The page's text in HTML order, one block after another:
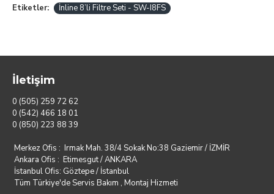
Etiketler: İnline 8’li Filtre Seti - SW-I8FS
İletişim
0 (505) 259 72 62
0 (542) 466 18 01
0 (850) 223 88 39
Merkez Ofis : Irmak Mah. 38/4 Sokak No:38 Gaziemir / İZMİR
Ankara Ofis : Etimesgut / ANKARA
İstanbul Ofis: Göztepe / İstanbul
Tüm Türkiye'de Servis Bakım , Montaj Hizmeti